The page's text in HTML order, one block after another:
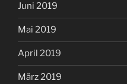
Juni 2019
Mai 2019
April 2019
März 2019